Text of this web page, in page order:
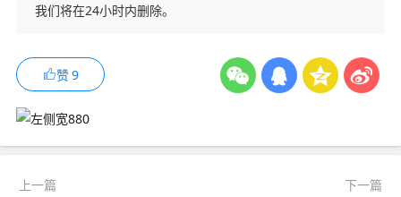
我们将在24小时内删除。
赞9
上一篇 下一篇